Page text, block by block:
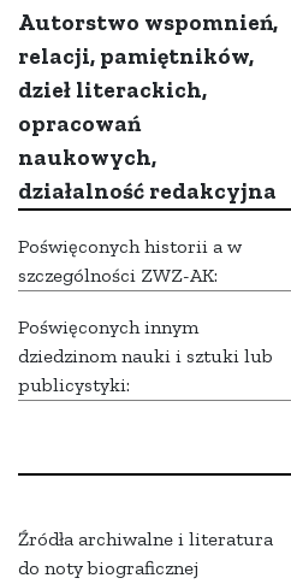
Autorstwo wspomnień,
relacji, pamiętników,
dzieł literackich,
opracowań
naukowych,
działalność redakcyjna
Poświęconych historii a w
szczególności ZWZ-AK:
Poświęconych innym
dziedzinom nauki i sztuki lub
publicystyki:
Źródła archiwalne i literatura
do noty biograficznej